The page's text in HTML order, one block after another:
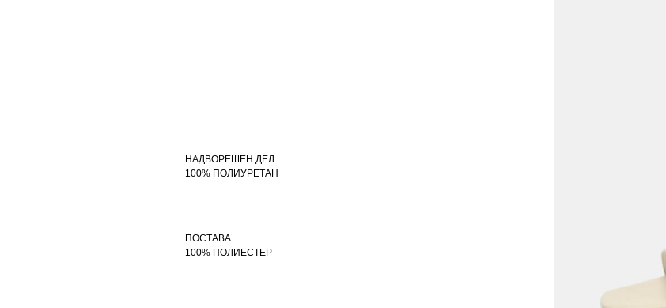
НАДВОРЕШЕН ДЕЛ
100% ПОЛИУРЕТАН
ПОСТАВА
100% ПОЛИЕСТЕР